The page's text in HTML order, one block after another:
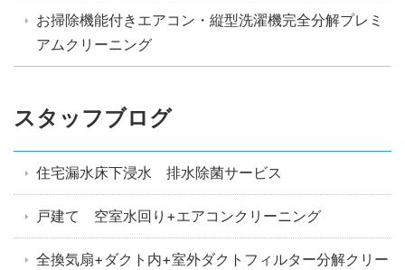
お掃除機能付きエアコン・縦型洗濯機完全分解プレミ
アムクリーニング
スタッフブログ
住宅漏水床下浸水 排水除菌サービス
戸建て 空室水回り+エアコンクリーニング
全換気扇+ダクト内+室外ダクトフィルター分解クリー